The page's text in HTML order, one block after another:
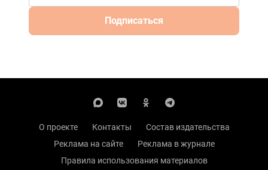
Подписаться
О проекте Контакты
Состав издательства
Реклама на сайте
Реклама в журнале
Правила использования материалов